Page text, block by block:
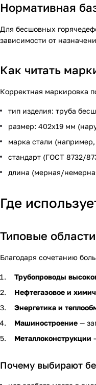
Нормативная
Для бесшовных
зависимости от
Как читать
Корректная маркировка
тип изделия: труба
размер: 402х19 мм
марка стали
стандарт (ГОСТ 8732/
длина (мерная/
Где
Типовые
Благодаря сочетанию
Трубопроводы
Нефтегазовое и
Энергетика и
Машиностроение —
Металлоконструкции
Почему выбирают